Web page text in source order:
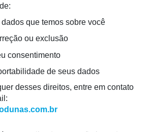
que temos sobre você
ou exclusão
consentimento
de seus dados
desses direitos, entre em contato